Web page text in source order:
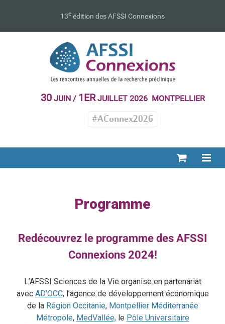
13e édition des AFSSI Connexions
30JUIN / 1ERJUILLET 2026 MONTPELLIER
#AConnex2026
Programme
Redécouvrez le programme des AFSSI
Connexions 2024!
L’AFSSI Sciences de la Vie organise en partenariat
avec AD’OCC, l’agence de développement économique
de la Région Occitanie, Montpellier Méditerranée
Métropole, MedVallée,le Pôle Universitaire